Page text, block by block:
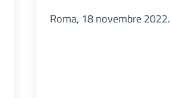
Roma, 18 novembre 2022.